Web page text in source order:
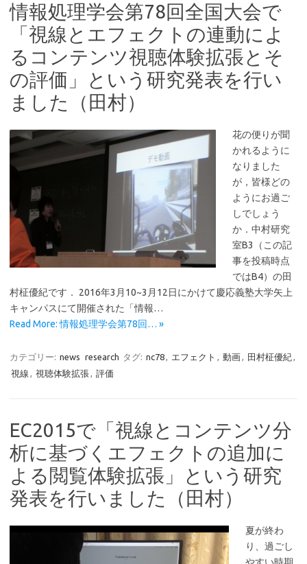
情報処理学会第78回全国大会で
「視線とエフェクトの連動によ
るコンテンツ視聴体験拡張とそ
の評価」という研究発表を行い
ました（田村）
花の便りが聞
かれるように
なりました
が，皆様どの
ようにお過ご
しでしょう
か．中村研究
室B3（この記
事を投稿時点
ではB4）の田
村柾優紀です． 2016年3月10~3月12日にかけて慶応義塾大学矢上
キャンパスにて開催された「情報…
Read More: 情報処理学会第78回… »
カテゴリー: news research タグ: nc78, エフェクト , 動画, 田村柾優紀,
視線 , 視聴体験拡張, 評価
EC2015で「視線とコンテンツ分
析に基づくエフェクトの追加に
よる閲覧体験拡張」という研究
発表を行いました（田村）
夏が終わ
り、過ごし